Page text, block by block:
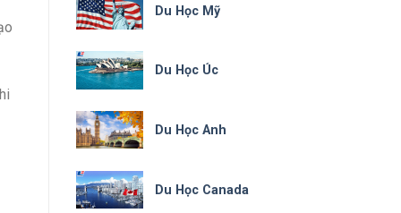
Du Học Mỹ
Du Học Úc
Du Học Anh
Du Học Canada